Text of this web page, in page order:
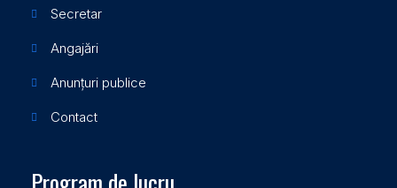
Secretar
Angajări
Anunțuri publice
Contact